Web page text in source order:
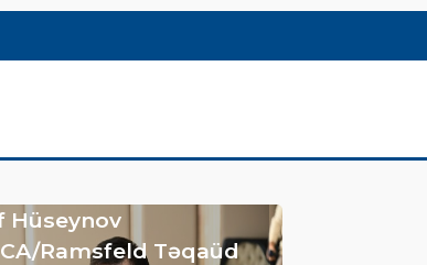
Hüseynov
Ramsfeld Təqaüd